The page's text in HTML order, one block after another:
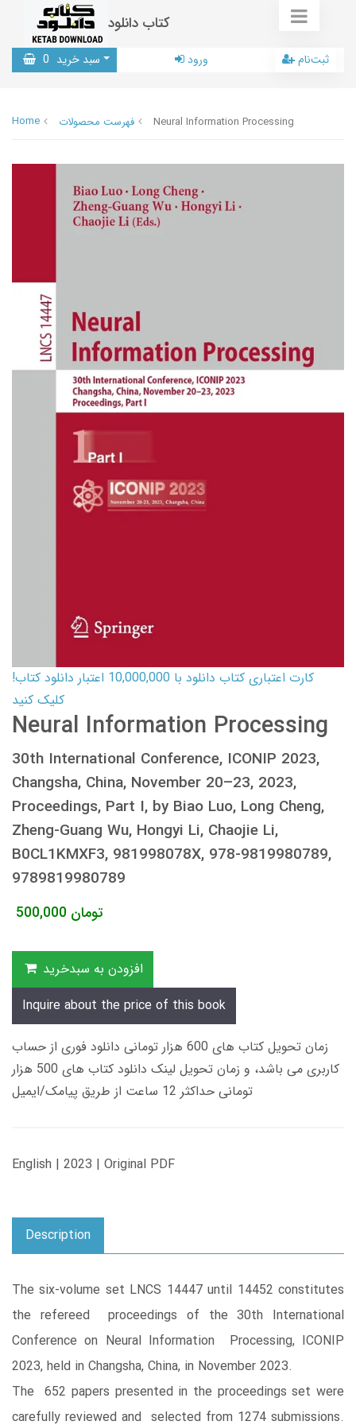
کتاب دانلود
سبد خرید 0 ورود ثبت‌نام
Home فهرست محصولات Neural Information Processing
کارت اعتباری کتاب دانلود با 10,000,000 اعتبار دانلود کتاب!
کلیک کنید
Neural Information Processing
30th International Conference, ICONIP 2023,
Changsha, China, November 20–23, 2023,
Proceedings, Part I, by Biao Luo, Long Cheng,
Zheng-Guang Wu, Hongyi Li, Chaojie Li,
B0CL1KMXF3, 981998078X, 978-9819980789,
9789819980789
500,000 تومان
افزودن به سبدخرید
Inquire about the price of this book
زمان تحویل کتاب های 600 هزار تومانی دانلود فوری از حساب
کاربری می باشد، و زمان تحویل لینک دانلود کتاب های 500 هزار
تومانی حداکثر 12 ساعت از طریق پیامک/ایمیل
English | 2023 | Original PDF
Description
The six-volume set LNCS 14447 until 14452 constitutes
the refereed proceedings of the 30th International
Conference on Neural Information Processing, ICONIP
2023, held in Changsha, China, in November 2023.
The 652 papers presented in the proceedings set were
carefully reviewed and selected from 1274 submissions.